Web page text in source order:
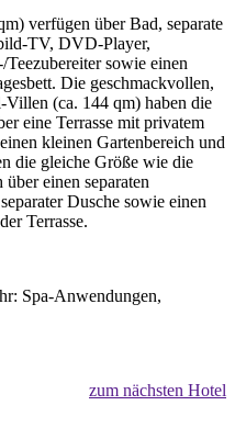
verfügen über Bad, separate
TV, DVD-Player,
sowie einen
Die geschmackvollen,
(ca. 144 qm) haben die
eine Terrasse mit privatem
kleinen Gartenbereich und
die gleiche Größe wie die
einen separaten
Dusche sowie einen
Terrasse.
Spa-Anwendungen,
zum nächsten Hotel